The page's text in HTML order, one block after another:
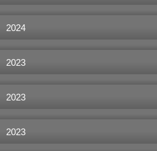
2024
2023
2023
2023